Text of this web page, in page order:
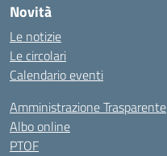
Novità
Le notizie
Le circolari
Calendario eventi
Amministrazione Trasparente
Albo online
PTOF